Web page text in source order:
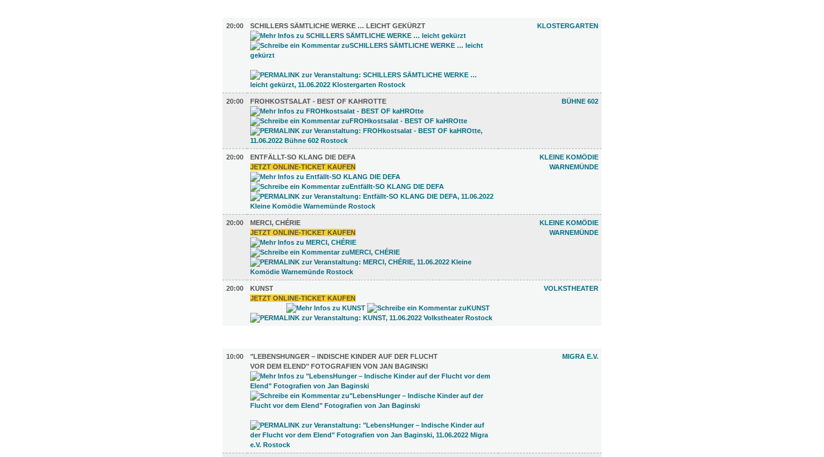
20:00
SCHILLERS SÄMTLICHE WERKE … LEICHT GEKÜRZT KLOSTERGARTEN
20:00 FROHKOSTSALAT - BEST OF KAHROTTE BÜHNE 602
20:00
ENTFÄLLT-SO KLANG DIE DEFA
JETZT ONLINE-TICKET KAUFEN
KLEINE KOMÖDIE
WARNEMÜNDE
20:00
MERCI, CHÉRIE
JETZT ONLINE-TICKET KAUFEN
KLEINE KOMÖDIE
WARNEMÜNDE
20:00
KUNST
JETZT ONLINE-TICKET KAUFEN
VOLKSTHEATER
10:00
"LEBENSHUNGER – INDISCHE KINDER AUF DER FLUCHT
VOR DEM ELEND" FOTOGRAFIEN VON JAN BAGINSKI
MIGRA E.V.